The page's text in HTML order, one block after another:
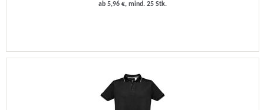
ab 5,96 €, mind. 25 Stk.